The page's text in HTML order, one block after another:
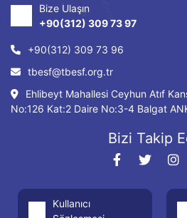
Bize Ulaşın
+90(312) 309 73 97
+90(312) 309 73 96
tbesf@tbesf.org.tr
Ehlibeyt Mahallesi Ceyhun Atıf
No:126 Kat:2 Daire No:3-4 Balgat
Bizi Takip
Kullanıcı